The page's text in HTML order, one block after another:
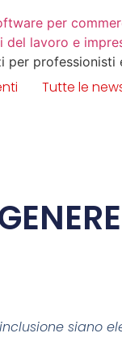
per professionisti
Tutte le
siano